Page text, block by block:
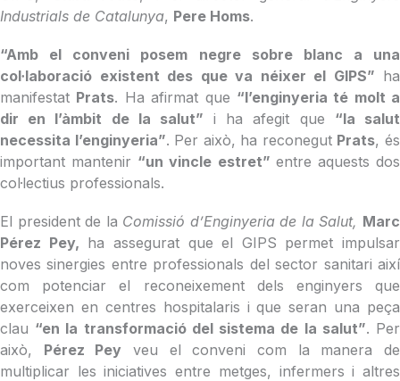
Industrials de Catalunya, Pere Homs.
“Amb el conveni posem negre sobre blanc a una
col·laboració existent des que va néixer el GIPS” ha
manifestat Prats. Ha afirmat que “l’enginyeria té molt a
dir en l’àmbit de la salut” i ha afegit que “la salut
necessita l’enginyeria”. Per això, ha reconegut Prats, és
important mantenir “un vincle estret” entre aquests dos
col·lectius professionals.
El president de la Comissió d’Enginyeria de la Salut, Marc
Pérez Pey, ha assegurat que el GIPS permet impulsar
noves sinergies entre professionals del sector sanitari així
com potenciar el reconeixement dels enginyers que
exerceixen en centres hospitalaris i que seran una peça
clau “en la transformació del sistema de la salut”. Per
això, Pérez Pey veu el conveni com la manera de
multiplicar les iniciatives entre metges, infermers i altres